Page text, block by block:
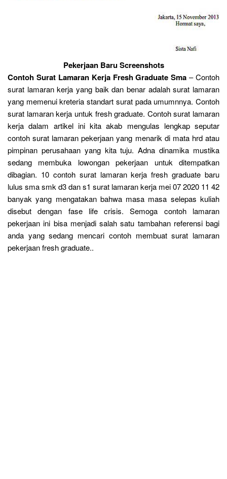
Pekerjaan Baru Screenshots
Contoh Surat Lamaran Kerja Fresh Graduate Sma – Contoh
surat lamaran kerja yang baik dan benar adalah surat lamaran
yang memenui kreteria standart surat pada umumnnya. Contoh
surat lamaran kerja untuk fresh graduate. Contoh surat lamaran
kerja dalam artikel ini kita akab mengulas lengkap seputar
contoh surat lamaran pekerjaan yang menarik di mata hrd atau
pimpinan perusahaan yang kita tuju. Adna dinamika mustika
sedang membuka lowongan pekerjaan untuk ditempatkan
dibagian. 10 contoh surat lamaran kerja fresh graduate baru
lulus sma smk d3 dan s1 surat lamaran kerja mei 07 2020 11 42
banyak yang mengatakan bahwa masa masa selepas kuliah
disebut dengan fase life crisis. Semoga contoh lamaran
pekerjaan ini bisa menjadi salah satu tambahan referensi bagi
anda yang sedang mencari contoh membuat surat lamaran
pekerjaan fresh graduate..